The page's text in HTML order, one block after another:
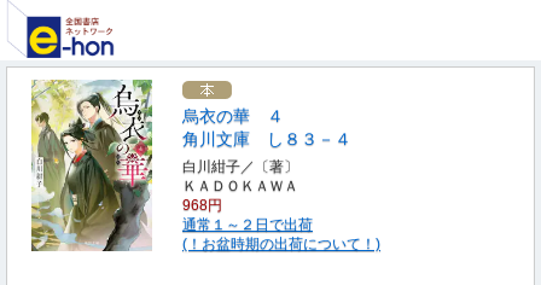
烏衣の華 ４
角川文庫 し８３－４
白川紺子／〔著〕
ＫＡＤＯＫＡＷＡ
968円
通常１～２日で出荷
(！お盆時期の出荷について！)